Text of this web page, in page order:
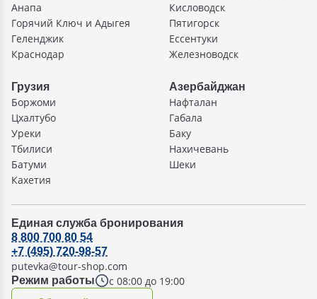
Анапа
Горячий Ключ и Адыгея
Геленджик
Краснодар
Кисловодск
Пятигорск
Ессентуки
Железноводск
Грузия
Боржоми
Цхалтубо
Уреки
Тбилиси
Батуми
Кахетия
Азербайджан
Нафталан
Габала
Баку
Нахичевань
Шеки
Единая служба бронирования
Режим работы с 08:00 до 19:00
8 800 700 80 54
+7 (495) 720-98-57
putevka@tour-shop.com